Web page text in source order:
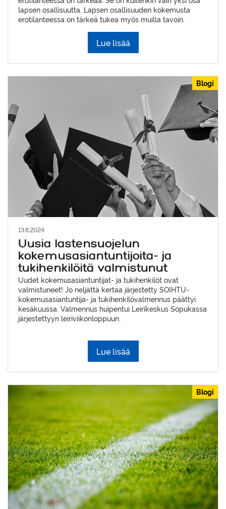
lapsen osallisuutta. Lapsen osallisuuden kokemusta
erotilanteessa on tärkeä tukea myös muilla tavoin.
Lue lisää
Blogi
13.8.2024
Uusia lastensuojelun
kokemusasiantuntijoita- ja
tukihenkilöitä valmistunut
Uudet kokemusasiantuntijat- ja tukihenkilöt ovat
valmistuneet! Jo neljättä kertaa järjestetty SOIHTU-
kokemusasiantuntija- ja tukihenkilövalmennus päättyi
kesäkuussa. Valmennus huipentui Leirikeskus Sopukassa
järjestettyyn leiriviikonloppuun.
Lue lisää
Blogi